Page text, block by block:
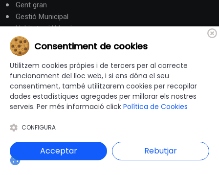
Gent gran
Gestió Municipal
Habitatge i Urbanisme
Hisenda
Intervenció General
Justícia
Medi Ambient
Mobilitat i Territori
Obres i serveis
Ocupació i Formació
Salut
Consentiment de cookies
Utilitzem cookies pròpies i de tercers per al correcte
funcionament del lloc web, i si ens dóna el seu
consentiment, també utilitzarem cookies per recopilar
dades estadístiques agregades per millorar els nostres
serveis. Per més informació click Política de Cookies
CONFIGURA
Acceptar Rebutjar